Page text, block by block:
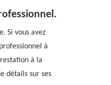
Si vous avez
à
à la
détails sur ses